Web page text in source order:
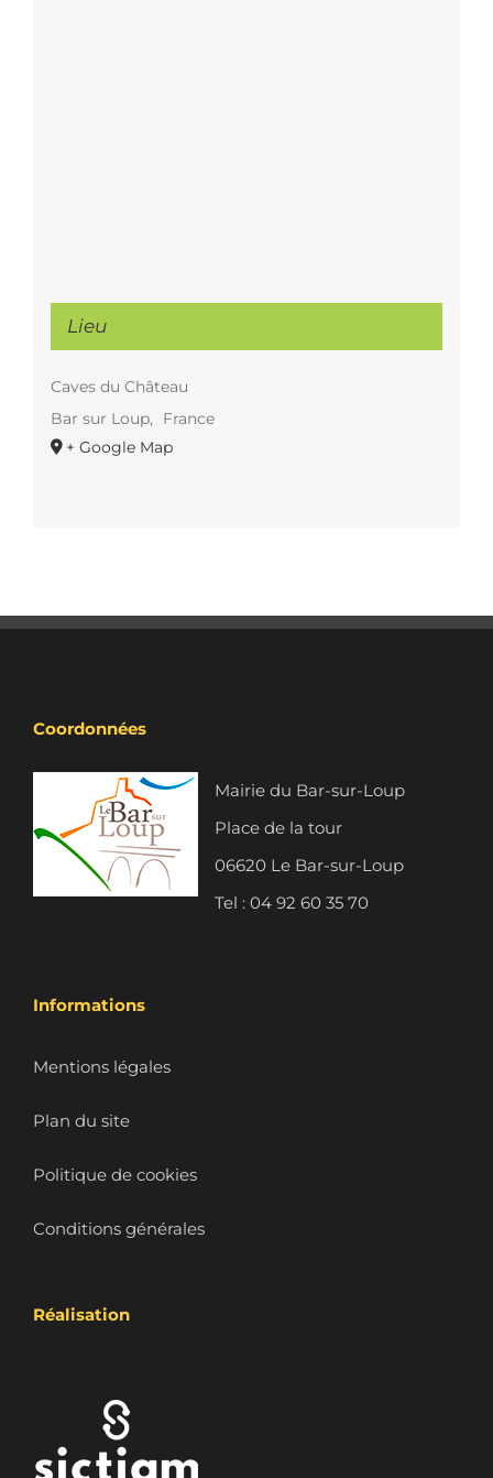
Lieu
Caves du Château
Bar sur Loup,
France
+ Google Map
Coordonnées
Mairie du Bar-sur-Loup
Place de la tour
06620 Le Bar-sur-Loup
Tel : 04 92 60 35 70
Informations
Mentions légales
Plan du site
Politique de cookies
Conditions générales
Réalisation